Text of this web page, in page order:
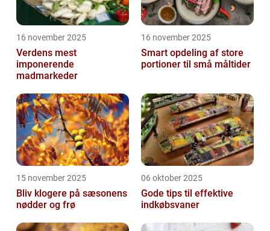
16 november 2025
Verdens mest
imponerende
madmarkeder
16 november 2025
Smart opdeling af store
portioner til små måltider
15 november 2025
Bliv klogere på sæsonens
nødder og frø
06 oktober 2025
Gode tips til effektive
indkøbsvaner